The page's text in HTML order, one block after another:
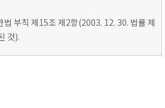
법 부칙 제15조 제2항(2003. 12. 30. 법률 제
것).